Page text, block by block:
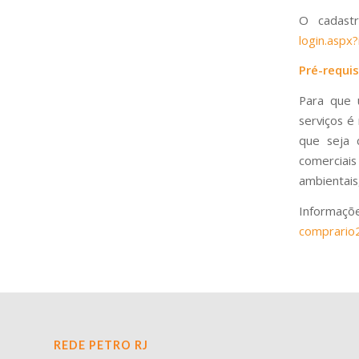
O
Pré-
Para que
serviços
que seja
REDE PETRO RJ